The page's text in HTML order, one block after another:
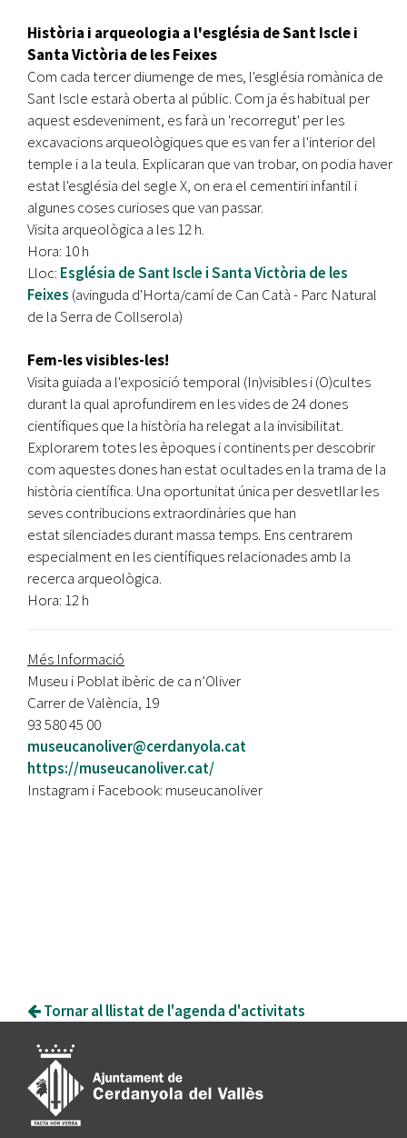
Història i arqueologia a l'església de Sant Iscle i
Santa Victòria de les Feixes
Com cada tercer diumenge de mes, l'església romànica de
Sant Iscle estarà oberta al públic. Com ja és habitual per
aquest esdeveniment, es farà un 'recorregut' per les
excavacions arqueològiques que es van fer a l'interior del
temple i a la teula. Explicaran que van trobar, on podia haver
estat l'església del segle X, on era el cementiri infantil i
algunes coses curioses que van passar.
Visita arqueològica a les 12 h.
Hora: 10 h
Lloc: Església de Sant Iscle i Santa Victòria de les
Feixes (avinguda d'Horta/camí de Can Catà - Parc Natural
de la Serra de Collserola)
Fem-les visibles-les!
Visita guiada a l'exposició temporal (In)visibles i (O)cultes
durant la qual aprofundirem en les vides de 24 dones
científiques que la història ha relegat a la invisibilitat.
Explorarem totes les èpoques i continents per descobrir
com aquestes dones han estat ocultades en la trama de la
història científica. Una oportunitat única per desvetllar les
seves contribucions extraordinàries que han
estat silenciades durant massa temps. Ens centrarem
especialment en les científiques relacionades amb la
recerca arqueològica.
Hora: 12 h
Més Informació
Museu i Poblat ibèric de ca n’Oliver
Carrer de València, 19
93 580 45 00
museucanoliver@cerdanyola.cat
https://museucanoliver.cat/
Instagram i Facebook: museucanoliver
Tornar al llistat de l'agenda d'activitats